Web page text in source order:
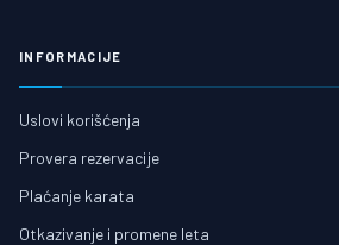
INFORMACIJE
Uslovi korišćenja
Provera rezervacije
Plaćanje karata
Otkazivanje i promene leta